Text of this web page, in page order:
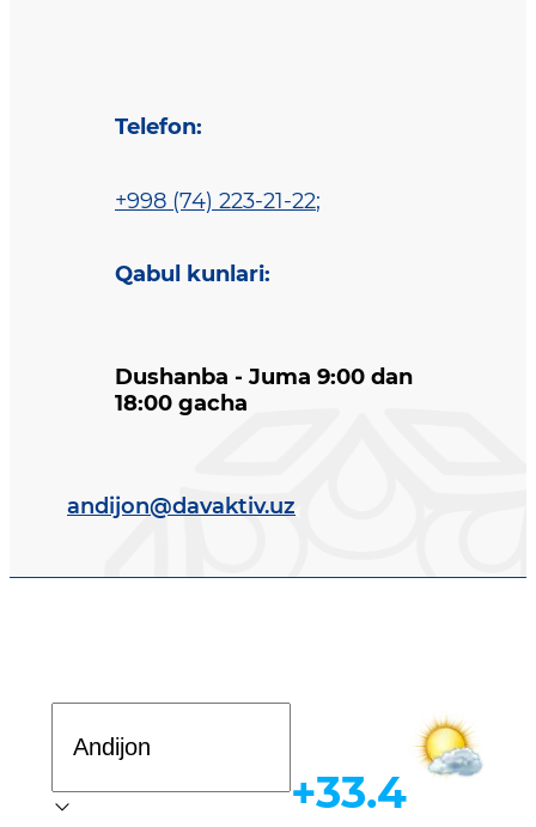
Telefon:
+998 (74) 223-21-22;
Qabul kunlari:
Dushanba - Juma 9:00 dan
18:00 gacha
andijon@davaktiv.uz
Ob-havo
+33.4